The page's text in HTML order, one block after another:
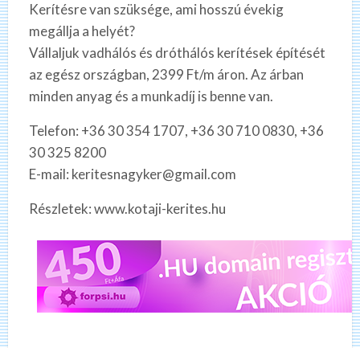
Kerítésre van szüksége, ami hosszú évekig
megállja a helyét?
Vállaljuk vadhálós és dróthálós kerítések építését
az egész országban, 2399 Ft/m áron. Az árban
minden anyag és a munkadíj is benne van.
Telefon: +36 30 354 1707, +36 30 710 0830, +36
30 325 8200
E-mail: keritesnagyker@gmail.com
Részletek: www.kotaji-kerites.hu